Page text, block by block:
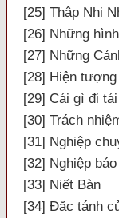
[25] Thập Nhị
[26] Những
[27] Những
[28] Hiện
[29] Cái gì đi
[30] Trách
[31] Nghiệp
[32] Nghiệp
[33] Niết Bàn
[34] Đặc tánh